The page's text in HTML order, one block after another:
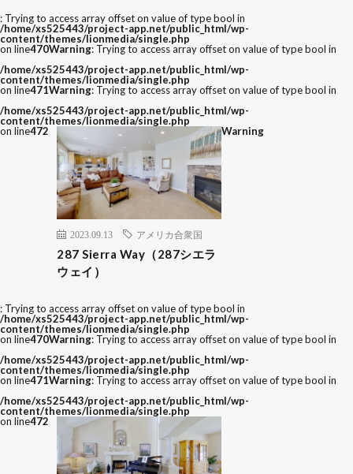
: Trying to access array offset on value of type bool in
/home/xs525443/project-app.net/public_html/wp-
content/themes/lionmedia/single.php
on line470Warning: Trying to access array offset on value of type bool in
/home/xs525443/project-app.net/public_html/wp-
content/themes/lionmedia/single.php
on line471Warning: Trying to access array offset on value of type bool in
/home/xs525443/project-app.net/public_html/wp-
content/themes/lionmedia/single.php
on line472
2023.09.13 アメリカ合衆国
287 Sierra Way（287シエラ
ウェイ）
Warning
: Trying to access array offset on value of type bool in
/home/xs525443/project-app.net/public_html/wp-
content/themes/lionmedia/single.php
on line470Warning: Trying to access array offset on value of type bool in
/home/xs525443/project-app.net/public_html/wp-
content/themes/lionmedia/single.php
on line471Warning: Trying to access array offset on value of type bool in
/home/xs525443/project-app.net/public_html/wp-
content/themes/lionmedia/single.php
on line472